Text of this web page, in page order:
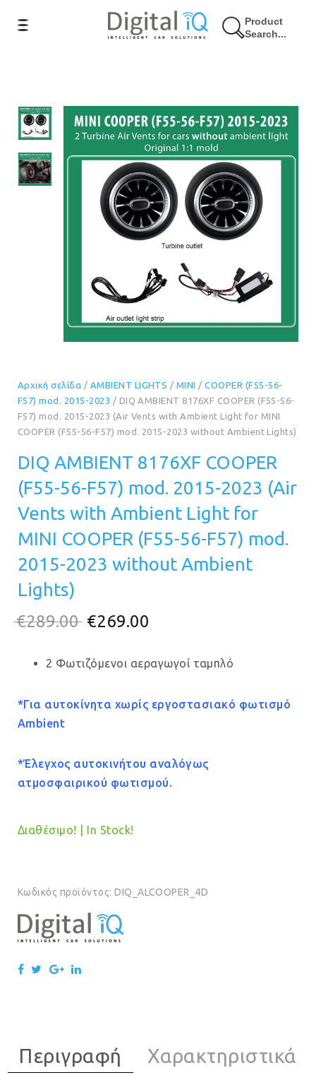
Product
Search...
7% Έκπτωση
Αρχική σελίδα / AMBIENT LIGHTS / MINI /COOPER (F55-56-
F57) mod. 2015-2023 / DIQ AMBIENT 8176XF COOPER (F55-56-
F57) mod. 2015-2023 (Air Vents with Ambient Light for MINI
COOPER (F55-56-F57) mod. 2015-2023 without Ambient Lights)
DIQ AMBIENT 8176XF COOPER
(F55-56-F57) mod. 2015-2023 (Air
Vents with Ambient Light for
MINI COOPER (F55-56-F57) mod.
2015-2023 without Ambient
Lights)
€289.00 Original
was:
€269.00
τιμή
€269.00.
2 Φωτιζόμενοι αεραγωγοί ταμπλό
*Για αυτοκίνητα χωρίς εργοστασιακό φωτισμό
Ambient
*Έλεγχος αυτοκινήτου αναλόγως
ατμοσφαιρικού φωτισμού.
Διαθέσιμο! | In Stock!
Κωδικός προϊόντος:DIQ_ALCOOPER_4D
Περιγραφή Χαρακτηριστικά